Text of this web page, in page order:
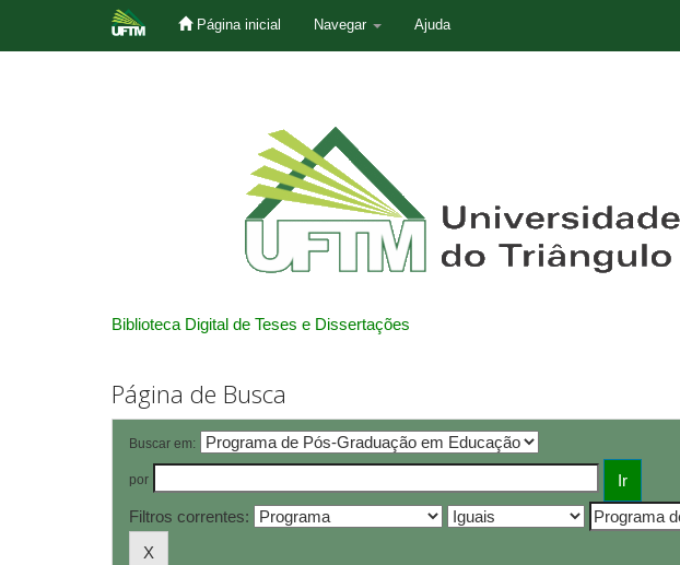
Página inicial Navegar Ajuda
Biblioteca Digital de Teses e Dissertações
Página de Busca
Buscar em:
por
Filtros correntes: